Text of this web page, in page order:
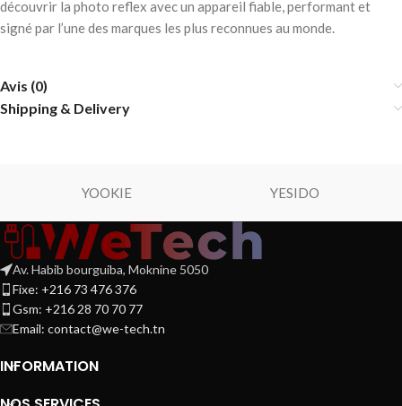
découvrir la photo reflex avec un appareil fiable, performant et
signé par l’une des marques les plus reconnues au monde.
Avis (0)
Shipping & Delivery
YOOKIE YESIDO
Av. Habib bourguiba, Moknine 5050
Fixe: +216 73 476 376
Gsm: +216 28 70 70 77
Email: contact@we-tech.tn
INFORMATION